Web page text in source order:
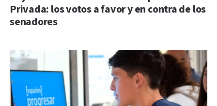
Privada: los votos a favor y en contra de los
senadores